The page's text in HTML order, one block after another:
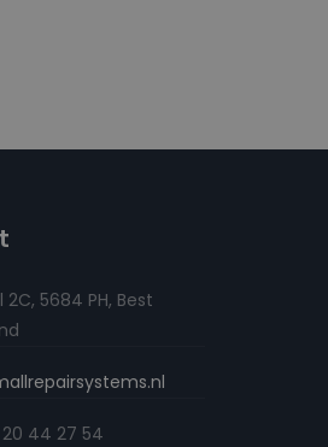
2C, 5684 PH, Best
44 27 54